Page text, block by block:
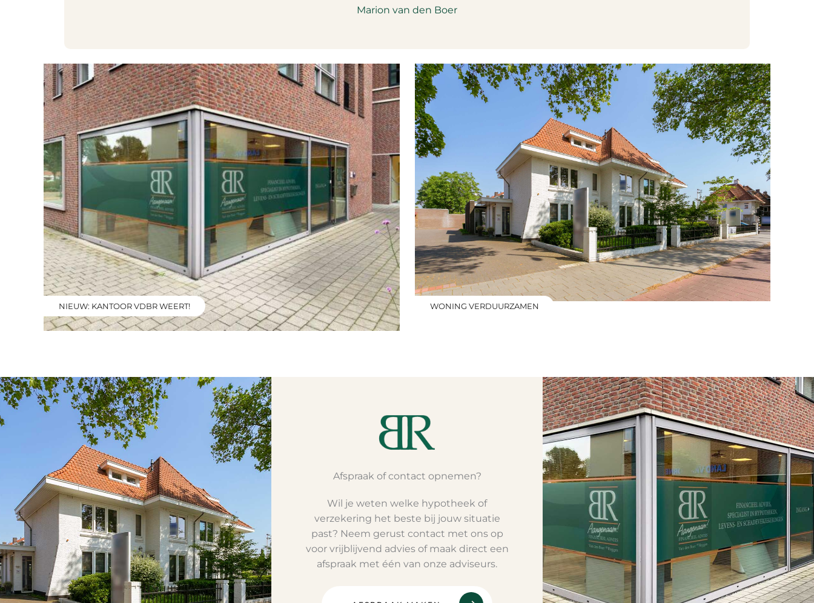
Marion van den Boer
NIEUW: KANTOOR VDBR WEERT! WONING VERDUURZAMEN
Afspraak of contact opnemen?
Wil je weten welke hypotheek of
verzekering het beste bij jouw situatie
past? Neem gerust contact met ons op
voor vrijblijvend advies of maak direct een
afspraak met één van onze adviseurs.